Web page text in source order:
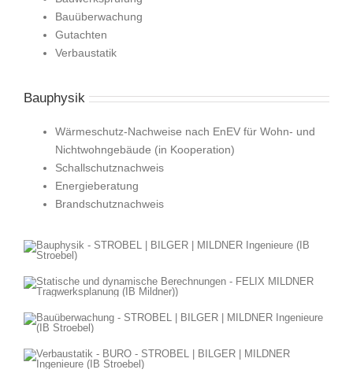
Bauüberwachung
Gutachten
Verbaustatik
Bauphysik
Wärmeschutz-Nachweise nach EnEV für Wohn- und
Nichtwohngebäude (in Kooperation)
Schallschutznachweis
Energieberatung
Brandschutznachweis